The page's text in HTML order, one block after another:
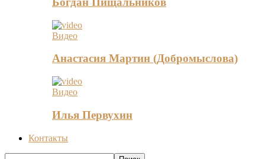
Видео
Анастасия Мартин (Добромыслова)
Видео
Илья Первухин
Контакты